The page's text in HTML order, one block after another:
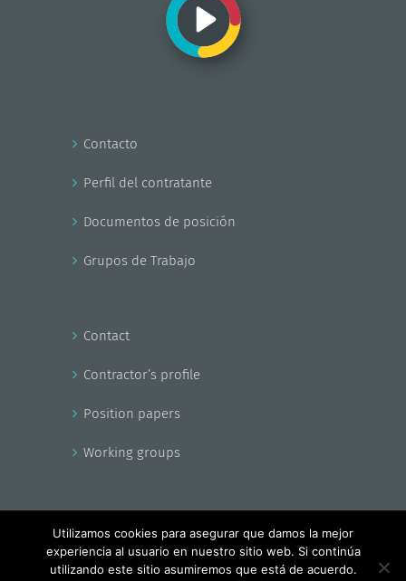
Contacto
Perfil del contratante
Documentos de posición
Grupos de Trabajo
Contact
Contractor’s profile
Position papers
Working groups
Copyright - EnerAgen 2017
Utilizamos cookies para asegurar que damos la mejor
experiencia al usuario en nuestro sitio web. Si continúa
utilizando este sitio asumiremos que está de acuerdo.